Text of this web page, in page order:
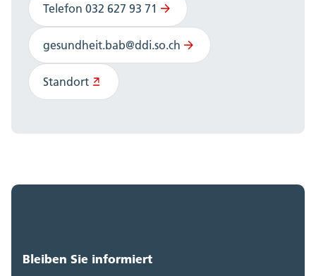
Telefon 032 627 93 71
gesundheit.bab@ddi.so.ch
Standort
Bleiben Sie informiert